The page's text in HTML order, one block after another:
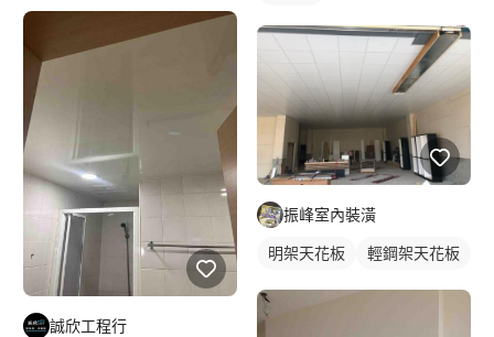
誠欣工程行
振峰室內裝潢
明架天花板 輕鋼架天花板